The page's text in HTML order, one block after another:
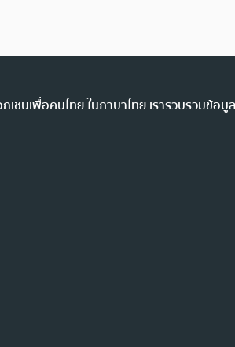
ชนเพื่อคนไทย ในภาษาไทย เรารวบรวมข้